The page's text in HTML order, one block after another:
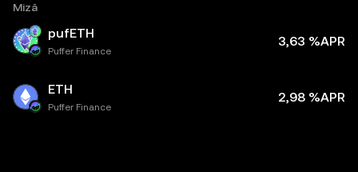
Miză
pufETH
Puffer Finance
3,63 %APR
ETH
Puffer Finance
2,98 %APR